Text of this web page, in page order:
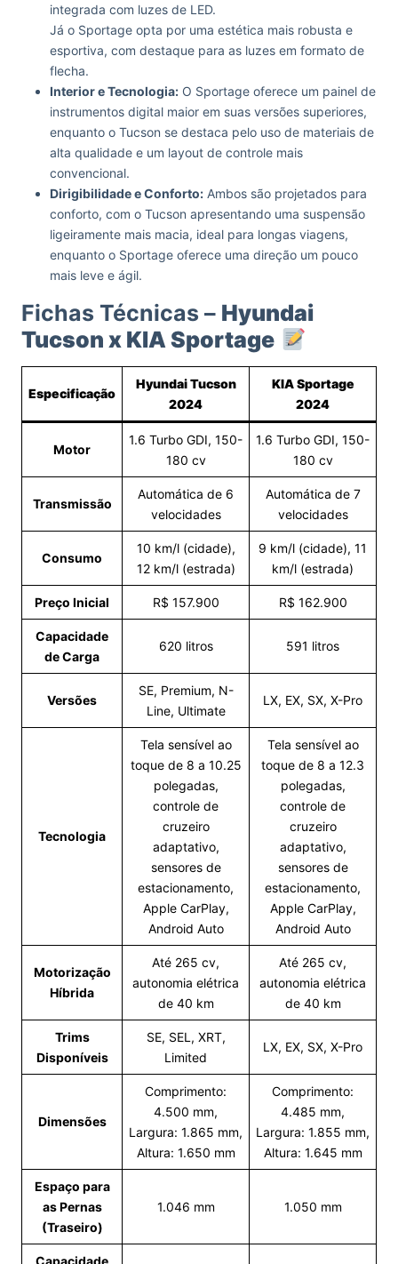
integrada com luzes de LED.
Já o Sportage opta por uma estética mais robusta e
esportiva, com destaque para as luzes em formato de
flecha.
Interior e Tecnologia: O Sportage oferece um painel de
instrumentos digital maior em suas versões superiores,
enquanto o Tucson se destaca pelo uso de materiais de
alta qualidade e um layout de controle mais
convencional.
Dirigibilidade e Conforto: Ambos são projetados para
conforto, com o Tucson apresentando uma suspensão
ligeiramente mais macia, ideal para longas viagens,
enquanto o Sportage oferece uma direção um pouco
mais leve e ágil.
Fichas Técnicas – Hyundai
Tucson x KIA Sportage
Especificação
Hyundai Tucson
2024
KIA Sportage
2024
Motor
1.6 Turbo GDI, 150-
180 cv
1.6 Turbo GDI, 150-
180 cv
Transmissão
Automática de 6
velocidades
Automática de 7
velocidades
Consumo
10 km/l (cidade),
12 km/l (estrada)
9 km/l (cidade), 11
km/l (estrada)
Preço Inicial R$ 157.900 R$ 162.900
Capacidade
de Carga
620 litros 591 litros
Versões
SE, Premium, N-
Line, Ultimate
LX, EX, SX, X-Pro
Tecnologia
Tela sensível ao
toque de 8 a 10.25
polegadas,
controle de
cruzeiro
adaptativo,
sensores de
estacionamento,
Apple CarPlay,
Android Auto
Tela sensível ao
toque de 8 a 12.3
polegadas,
controle de
cruzeiro
adaptativo,
sensores de
estacionamento,
Apple CarPlay,
Android Auto
Motorização
Híbrida
Até 265 cv,
autonomia elétrica
de 40 km
Até 265 cv,
autonomia elétrica
de 40 km
Trims
Disponíveis
SE, SEL, XRT,
Limited
LX, EX, SX, X-Pro
Dimensões
Comprimento:
4.500 mm,
Largura: 1.865 mm,
Altura: 1.650 mm
Comprimento:
4.485 mm,
Largura: 1.855 mm,
Altura: 1.645 mm
Espaço para
as Pernas
(Traseiro)
1.046 mm 1.050 mm
Capacidade